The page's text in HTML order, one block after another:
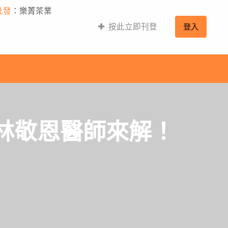
發 ：樂菁茶業
按此立即刊登
登入
恩醫師來解！